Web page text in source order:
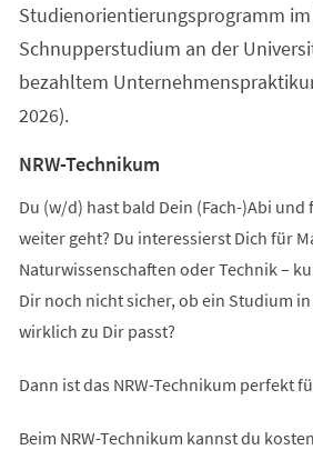
Studienorientierungsprogramm im
Schnupperstudium an der
bezahltem
2026).
NRW-Technikum
Du (w/d) hast bald Dein (Fach-)Abi und
weiter geht? Du interessierst Dich für
Naturwissenschaften oder Technik –
Dir noch nicht sicher, ob ein Studium
wirklich zu Dir passt?
Dann ist das NRW-Technikum perfekt
Beim NRW-Technikum kannst du